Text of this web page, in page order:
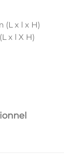
(L x l x H)
x l X H)